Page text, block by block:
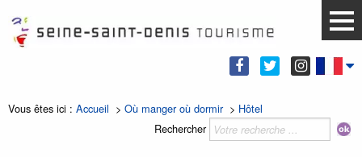
Vous êtes ici : Accueil > Où manger où dormir> Hôtel
Rechercher